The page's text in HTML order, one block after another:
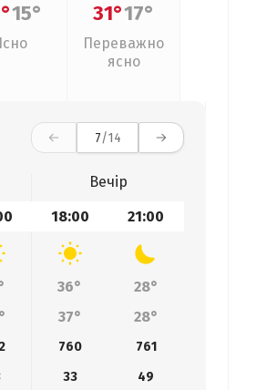
15° 31°17°
Переважно
ясно
7/14
Вечір
18:00 21:00
36°
28°
37° 28°
760
761
33
49